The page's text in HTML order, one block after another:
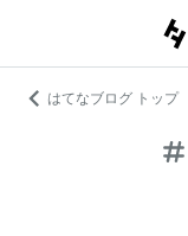
はてなブログ トップ